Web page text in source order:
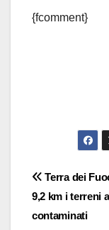
{fcomment}
articoli
Terra dei
9,2 km i terreni
contaminati